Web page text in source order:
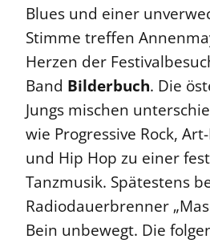
Blues und einer
Stimme treffen
Herzen der
Band Bilderbuch. Die
Jungs mischen
wie Progressive Rock,
und Hip Hop zu einer
Tanzmusik. Spätestens
Radiodauerbrenner
Bein unbewegt. Die